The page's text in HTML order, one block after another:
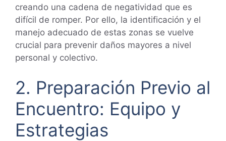
creando una cadena de negatividad que es
difícil de romper. Por ello, la identificación y el
manejo adecuado de estas zonas se vuelve
crucial para prevenir daños mayores a nivel
personal y colectivo.
2. Preparación Previo al
Encuentro: Equipo y
Estrategias